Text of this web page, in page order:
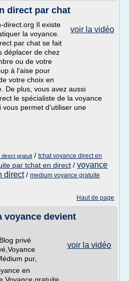
direct par chat
voir la vidéo
direct.org Il existe
la voyance.
par chat se fait
déplacer de chez
ou de votre
à l’aise pour
votre choix en
De plus, vous avez aussi
le spécialiste de la voyance
permet d’utiliser une
gratuit / tchat voyance direct en
par tchat en direct / voyance
direct/ medium voyance gratuite
Haut de page
voyance devient
voir la vidéo
privé
pur,
en